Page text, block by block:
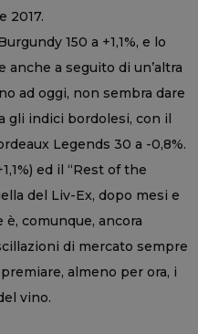
2017.
150 a +1,1%, e lo
anche a seguito di un’altra
ad oggi, non sembra dare
gli indici bordolesi, con il
Legends 30 a -0,8%.
ed il “Rest of the
del Liv-Ex, dopo mesi e
comunque, ancora
di mercato sempre
almeno per ora, i
vino.